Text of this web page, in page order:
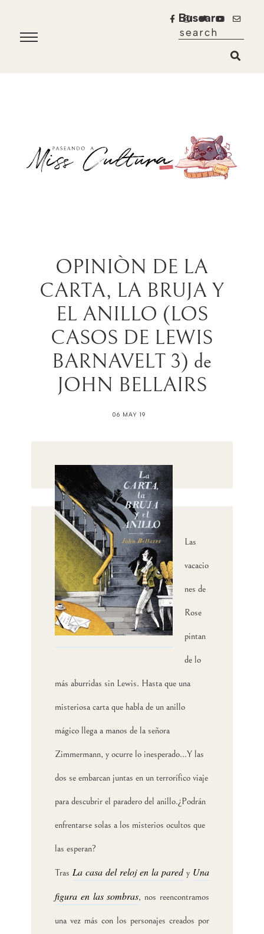
Buscar
OPINIÒN DE LA
CARTA, LA BRUJA Y
EL ANILLO (LOS
CASOS DE LEWIS
BARNAVELT 3) de
JOHN BELLAIRS
06 MAY 19
Las
vacacio
nes de
Rose
pintan
de lo
más aburridas sin Lewis. Hasta que una
misteriosa carta que habla de un anillo
mágico llega a manos de la señora
Zimmermann, y ocurre lo inesperado...Y las
dos se embarcan juntas en un terrorífico viaje
para descubrir el paradero del anillo.¿Podrán
enfrentarse solas a los misterios ocultos que
las esperan?
Tras La casa del reloj en la paredy Una
figura en las sombras, nos reencontramos
una vez más con los personajes creados por